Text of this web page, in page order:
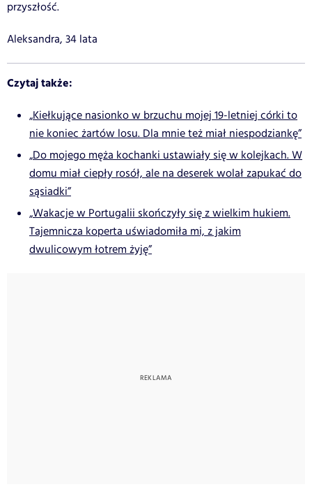
przyszłość.
Aleksandra, 34 lata
Czytaj także:
„Kiełkujące nasionko w brzuchu mojej 19-letniej córki to
nie koniec żartów losu. Dla mnie też miał niespodziankę”
„Do mojego męża kochanki ustawiały się w kolejkach. W
domu miał ciepły rosół, ale na deserek wolał zapukać do
sąsiadki”
„Wakacje w Portugalii skończyły się z wielkim hukiem.
Tajemnicza koperta uświadomiła mi, z jakim
dwulicowym łotrem żyję”